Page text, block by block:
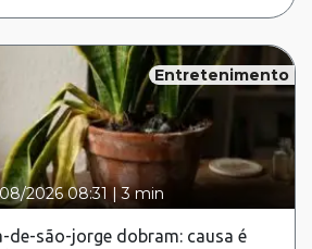
Entretenimento
2026 08:31 |3 min
de-são-jorge dobram: causa é